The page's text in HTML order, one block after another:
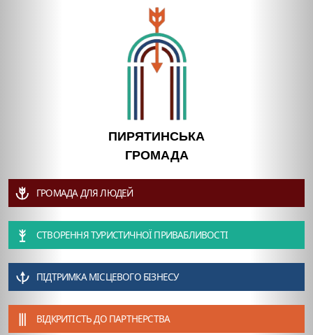
ПИРЯТИНСЬКА
ГРОМАДА
ГРОМАДА ДЛЯ ЛЮДЕЙ
СТВОРЕННЯ ТУРИСТИЧНОЇ ПРИВАБЛИВОСТІ
ПІДТРИМКА МІСЦЕВОГО БІЗНЕСУ
ВІДКРИТІСТЬ ДО ПАРТНЕРСТВА